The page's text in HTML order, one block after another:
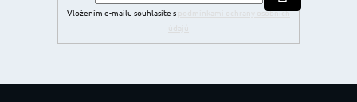
Vložením e-mailu souhlasíte s
podmínkami ochrany osobních